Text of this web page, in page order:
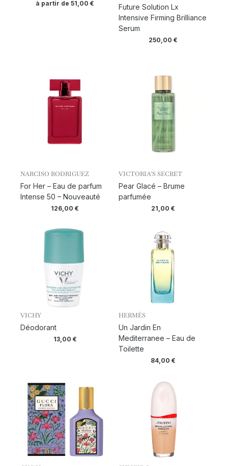
à partir de51,00€
Future Solution Lx
Intensive Firming Brilliance
Serum
250,00 €
NARCISO RODRIGUEZ
For Her – Eau de parfum
Intense 50 – Nouveauté
126,00€
VICTORIA’S SECRET
Pear Glacé – Brume
parfumée
21,00 €
VICHY
Déodorant
13,00 €
HERMÈS
Un Jardin En
Mediterranee – Eau de
Toilette
84,00 €